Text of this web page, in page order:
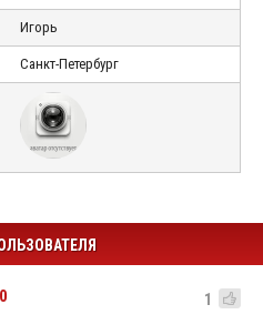
Игорь
Санкт-Петербург
1